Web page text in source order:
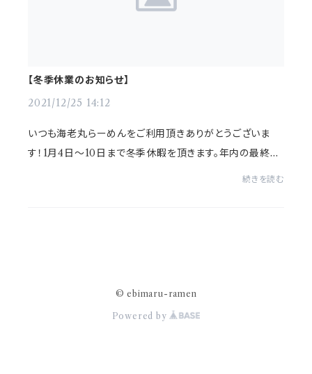
【冬季休業のお知らせ】
2021/12/25 14:12
いつも海老丸らーめんをご利用頂きありがとうございま
す！1月4日〜10日まで冬季休暇を頂きます。年内の最終注
文受付は12月30日になります。12月30日までにご注文を
続きを読む
© ebimaru-ramen
Powered by